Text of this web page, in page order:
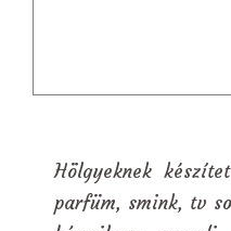
Hölgyeknek
parfüm, smink, tv